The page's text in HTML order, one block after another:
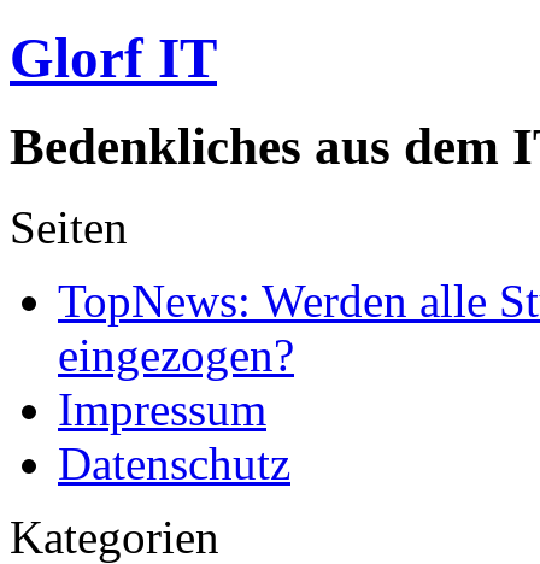
Glorf IT
Bedenkliches aus dem
Seiten
TopNews: Werden alle
eingezogen?
Impressum
Datenschutz
Kategorien